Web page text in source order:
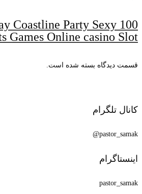
Coastline Party Sexy
Games Online casino Slot
قسمت دیدگاه بسته شده است.
کانال تلگرام
pastor_samak@
اینستاگرام
pastor_samak